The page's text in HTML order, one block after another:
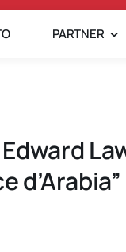
PARTNER
d’Arabia”